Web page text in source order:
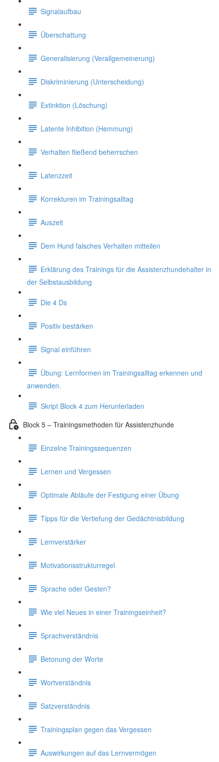
Signalaufbau
Überschattung
Generalisierung (Verallgemeinerung)
Diskriminierung (Unterscheidung)
Extinktion (Löschung)
Latente Inhibition (Hemmung)
Verhalten fließend beherrschen
Latenzzeit
Korrekturen im Trainingsalltag
Auszeit
Dem Hund falsches Verhalten mitteilen
Erklärung des Trainings für die Assistenzhundehalter in
der Selbstausbildung
Die 4 Ds
Positiv bestärken
Signal einführen
Übung: Lernformen im Trainingsalltag erkennen und
anwenden.
Skript Block 4 zum Herunterladen
Block 5 – Trainingsmethoden für Assistenzhunde
Einzelne Trainingssequenzen
Lernen und Vergessen
Optimale Abläufe der Festigung einer Übung
Tipps für die Vertiefung der Gedächtnisbildung
Lernverstärker
Motivationsstrukturregel
Sprache oder Gesten?
Wie viel Neues in einer Trainingseinheit?
Sprachverständnis
Betonung der Worte
Wortverständnis
Satzverständnis
Trainingsplan gegen das Vergessen
Auswirkungen auf das Lernvermögen